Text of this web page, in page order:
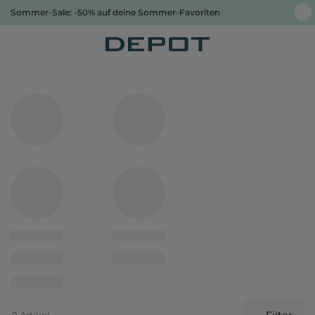
Sommer-Sale: -50% auf deine Sommer-Favoriten